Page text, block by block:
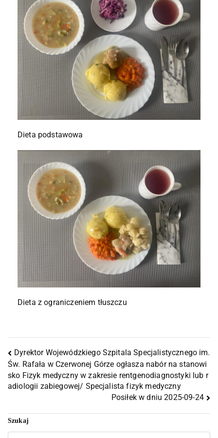
Dieta podstawowa
Dieta z ograniczeniem tłuszczu
Dyrektor Wojewódzkiego Szpitala Specjalistycznego im.
Św. Rafała w Czerwonej Górze ogłasza nabór na stanowi
sko Fizyk medyczny w zakresie rentgenodiagnostyki lub r
adiologii zabiegowej/ Specjalista fizyk medyczny
Posiłek w dniu 2025-09-24
Szukaj